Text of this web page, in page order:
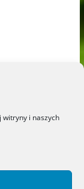
witryny i naszych